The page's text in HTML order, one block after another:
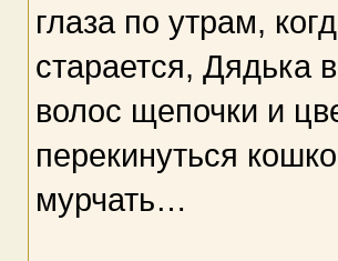
глаза по утрам,
старается, Дядька
волос щепочки и
перекинуться
мурчать…